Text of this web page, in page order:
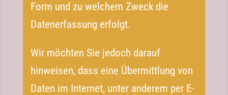
Form und zu welchem Zweck die
Datenerfassung erfolgt.
Wir möchten Sie jedoch darauf
hinweisen, dass eine Übermittlung von
Daten im Internet, unter anderem per E-​